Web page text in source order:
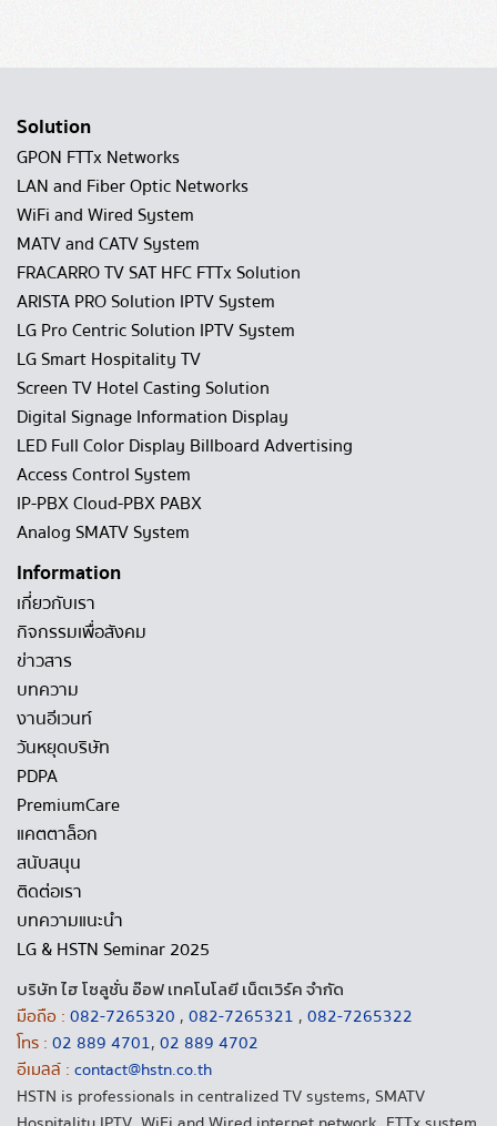
Solution
GPON FTTx Networks
LAN and Fiber Optic Networks
WiFi and Wired System
MATV and CATV System
FRACARRO TV SAT HFC FTTx Solution
ARISTA PRO Solution IPTV System
LG Pro Centric Solution IPTV System
LG Smart Hospitality TV
Screen TV Hotel Casting Solution
Digital Signage Information Display
LED Full Color Display Billboard Advertising
Access Control System
IP-PBX Cloud-PBX PABX
Analog SMATV System
Information
เกี่ยวกับเรา
กิจกรรมเพื่อสังคม
ข่าวสาร
บทความ
งานอีเวนท์
วันหยุดบริษัท
PDPA
PremiumCare
แคตตาล็อก
สนับสนุน
ติดต่อเรา
บทความแนะนำ
LG & HSTN Seminar 2025
บริษัท ไฮ โซลูชั่น อ๊อฟ เทคโนโลยี เน็ตเวิร์ค จำกัด
มือถือ : 082-7265320 , 082-7265321 , 082-7265322
โทร : 02 889 4701, 02 889 4702
อีเมลล์ : contact@hstn.co.th
HSTN is professionals in centralized TV systems, SMATV